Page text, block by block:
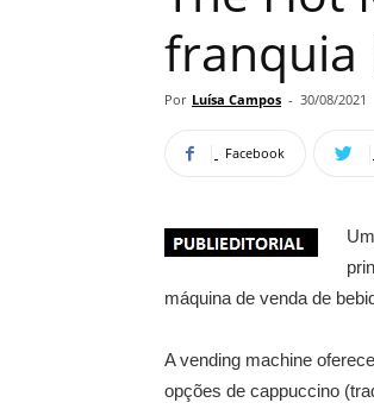
franquia
Por Luísa Campos - 30/08/2021
Facebook
máquina de venda de
A vending machine
opções de cappuccino